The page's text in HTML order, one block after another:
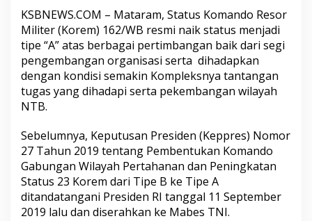
KSBNEWS.COM – Mataram, Status Komando Resor
Militer (Korem) 162/WB resmi naik status menjadi
tipe “A” atas berbagai pertimbangan baik dari segi
pengembangan organisasi serta dihadapkan
dengan kondisi semakin Kompleksnya tantangan
tugas yang dihadapi serta pekembangan wilayah
NTB.
Sebelumnya, Keputusan Presiden (Keppres) Nomor
27 Tahun 2019 tentang Pembentukan Komando
Gabungan Wilayah Pertahanan dan Peningkatan
Status 23 Korem dari Tipe B ke Tipe A
ditandatangani Presiden RI tanggal 11 September
2019 lalu dan diserahkan ke Mabes TNI.